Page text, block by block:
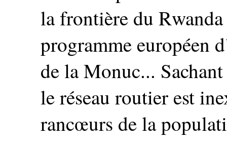
la frontière du
programme européen
de la Monuc...
le réseau routier est
rancœurs de la